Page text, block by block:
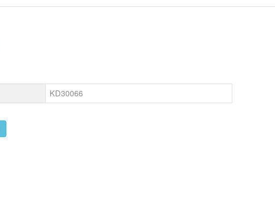
KD30066